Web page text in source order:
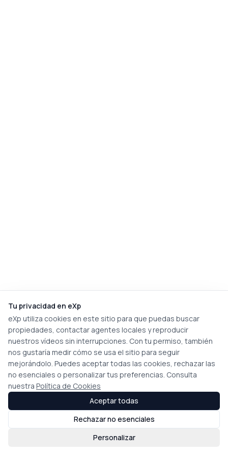
Tu privacidad en eXp
eXp utiliza cookies en este sitio para que puedas buscar
propiedades, contactar agentes locales y reproducir
nuestros vídeos sin interrupciones. Con tu permiso, también
nos gustaría medir cómo se usa el sitio para seguir
mejorándolo. Puedes aceptar todas las cookies, rechazar las
no esenciales o personalizar tus preferencias. Consulta
nuestra Política de Cookies
Personalizar
Rechazar no esenciales
Aceptar todas